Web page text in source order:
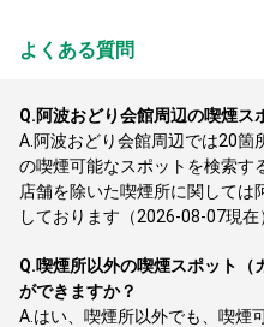
よくある質問
Q.阿波おどり会館周辺の喫煙ス
A. 阿波おどり会館周辺では20箇
の喫煙可能なスポットを検索す
店舗を除いた喫煙所に関して
しております（2026-08-07現在
Q.喫煙所以外の喫煙スポット（
ができますか？
A. はい、喫煙所以外でも、喫煙